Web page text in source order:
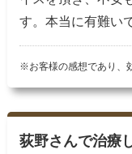
す。本当に有難い
※お客様の感想であり、
荻野さんで治療